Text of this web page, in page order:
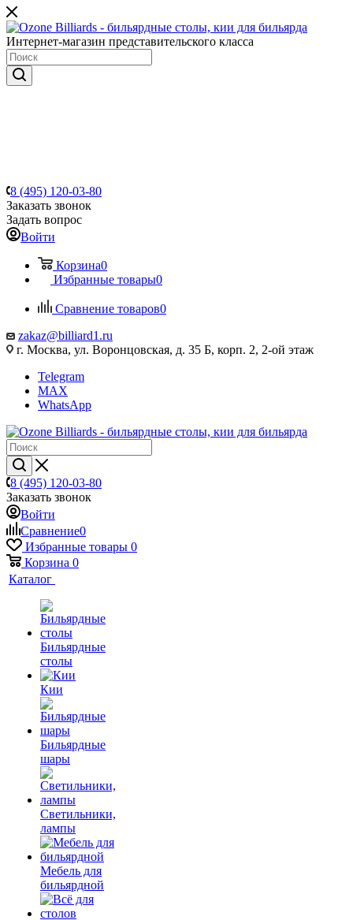
Интернет-магазин представительского класса
8 (495) 120-03-80
Заказать звонок
Задать вопрос
Войти
Корзина0
Избранные товары0
Сравнение товаров0
zakaz@billiard1.ru
г. Москва, ул. Воронцовская, д. 35 Б, корп. 2, 2-ой этаж
Telegram
MAX
WhatsApp
8 (495) 120-03-80
Заказать звонок
Войти
Сравнение0
Избранные товары 0
Корзина 0
Каталог
Бильярдные
столы
Кии
Бильярдные
шары
Светильники,
лампы
Мебель для
бильярдной